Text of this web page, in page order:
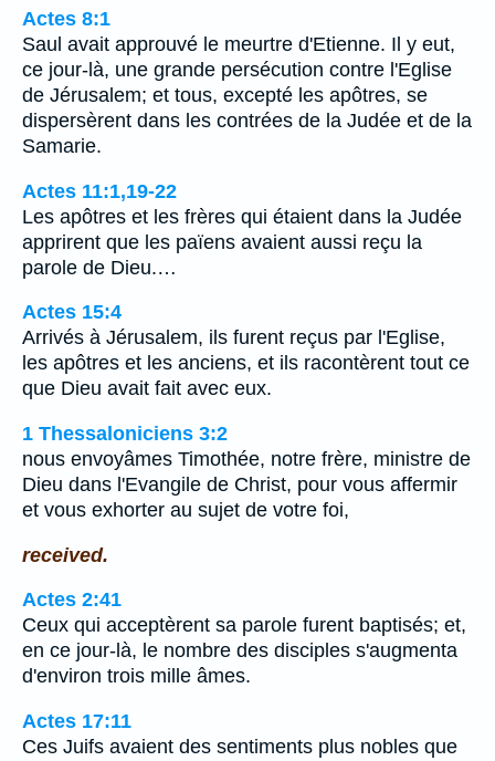
Actes 8:1
Saul avait approuvé le meurtre d'Etienne. Il y eut,
ce jour-là, une grande persécution contre l'Eglise
de Jérusalem; et tous, excepté les apôtres, se
dispersèrent dans les contrées de la Judée et de la
Samarie.
Actes 11:1,19-22
Les apôtres et les frères qui étaient dans la Judée
apprirent que les païens avaient aussi reçu la
parole de Dieu.…
Actes 15:4
Arrivés à Jérusalem, ils furent reçus par l'Eglise,
les apôtres et les anciens, et ils racontèrent tout ce
que Dieu avait fait avec eux.
1 Thessaloniciens 3:2
nous envoyâmes Timothée, notre frère, ministre de
Dieu dans l'Evangile de Christ, pour vous affermir
et vous exhorter au sujet de votre foi,
received.
Actes 2:41
Ceux qui acceptèrent sa parole furent baptisés; et,
en ce jour-là, le nombre des disciples s'augmenta
d'environ trois mille âmes.
Actes 17:11
Ces Juifs avaient des sentiments plus nobles que